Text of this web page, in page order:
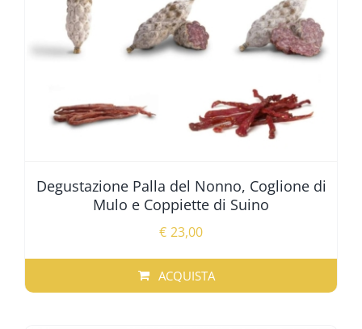
NELLA
PAGINA
DEL
Degustazione Palla del Nonno, Coglione di
Mulo e Coppiette di Suino
€ 23,00
ACQUISTA